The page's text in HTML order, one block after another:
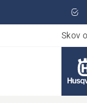
Skov